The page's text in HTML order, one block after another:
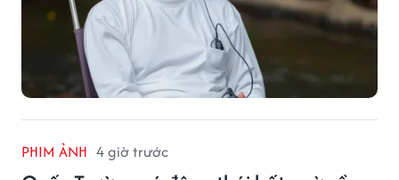
PHIM ẢNH 4 giờ trước